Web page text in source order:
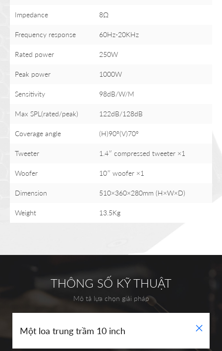
Impedance 8Ω
Frequency response 60Hz-20KHz
Rated power 250W
Peak power 1000W
Sensitivity 98dB/W/M
Max SPL(rated/peak) 122dB/128dB
Coverage angle (H)90°(V)70°
Tweeter 1.4″ compressed tweeter ×1
Woofer 10″ woofer ×1
Dimension 510×360×280mm (H×W×D)
Weight 13.5Kg
THÔNG SỐ KỸ THUẬT
Mô tả lựa chọn giải pháp
Một loa trung trầm 10 inch +